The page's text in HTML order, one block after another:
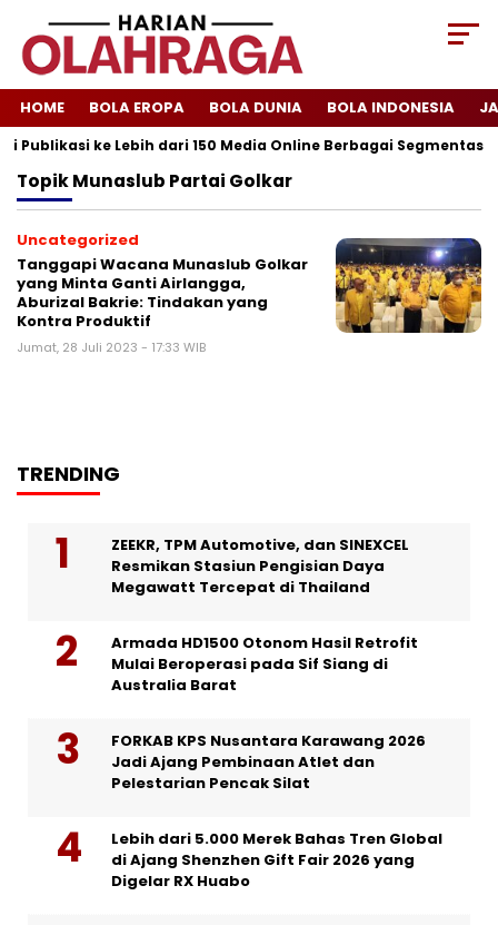
HOME BOLA EROPA BOLA DUNIA BOLA INDONESIA
Publikasi ke Lebih dari 150 Media Online Berbagai Segmentasi
TopikMunaslub Partai Golkar
Uncategorized
Tanggapi Wacana Munaslub Golkar
yang Minta Ganti Airlangga,
Aburizal Bakrie: Tindakan yang
Kontra Produktif
Jumat, 28 Juli 2023 - 17:33 WIB
TRENDING
ZEEKR, TPM Automotive, dan SINEXCEL
Resmikan Stasiun Pengisian Daya
Megawatt Tercepat di Thailand
Armada HD1500 Otonom Hasil Retrofit
Mulai Beroperasi pada Sif Siang di
Australia Barat
FORKAB KPS Nusantara Karawang 2026
Jadi Ajang Pembinaan Atlet dan
Pelestarian Pencak Silat
Lebih dari 5.000 Merek Bahas Tren Global
di Ajang Shenzhen Gift Fair 2026 yang
Digelar RX Huabo